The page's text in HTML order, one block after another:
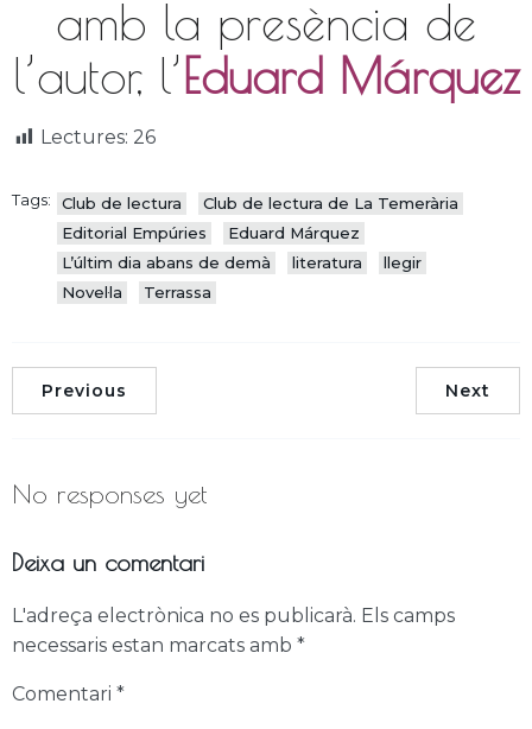
amb la presència de
l’autor, l’Eduard Márquez
Lectures: 26
Tags: Club de lectura
Club de lectura de La Temerària
Editorial Empúries
Eduard Márquez
L’últim dia abans de demà
literatura
llegir
Novel·la
Terrassa
Previous Next
No responses yet
Deixa un comentari
L'adreça electrònica no es publicarà. Els camps
necessaris estan marcats amb *
Comentari *